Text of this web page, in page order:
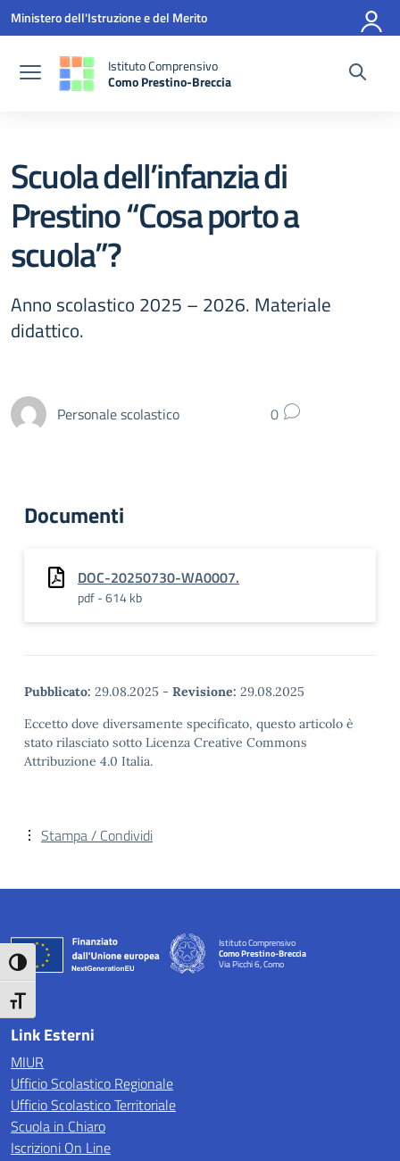
Attiva/disattiva alto contrasto
Attiva/disattiva dimensione testo
Vai ai contenuti
Vai al menu di navigazione
Vai al footer
Ministero dell'Istruzione e del Merito
Istituto Comprensivo
Como Prestino-Breccia
Scuola dell’infanzia di
Prestino “Cosa porto a
scuola”?
Anno scolastico 2025 – 2026. Materiale
didattico.
Personale scolastico 0
Documenti
DOC-20250730-WA0007.
pdf - 614 kb
Pubblicato: 29.08.2025 - Revisione: 29.08.2025
Eccetto dove diversamente specificato, questo articolo è
stato rilasciato sotto Licenza Creative Commons
Attribuzione 4.0 Italia.
Stampa / Condividi
Istituto Comprensivo
Como Prestino-Breccia
Via Picchi 6, Como
— Visita la pagina iniziale della scuola
Link Esterni
MIUR
Ufficio Scolastico Regionale
Ufficio Scolastico Territoriale
Scuola in Chiaro
Iscrizioni On Line